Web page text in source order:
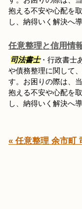
抱える不安や心配を
し、納得いく解決へ導
任意整理と信用情
司法書士・行政書士
や債務整理に関して
す。お困りの際は、
抱える不安や心配を
し、納得いく解決へ導
« 任意整理 余市町